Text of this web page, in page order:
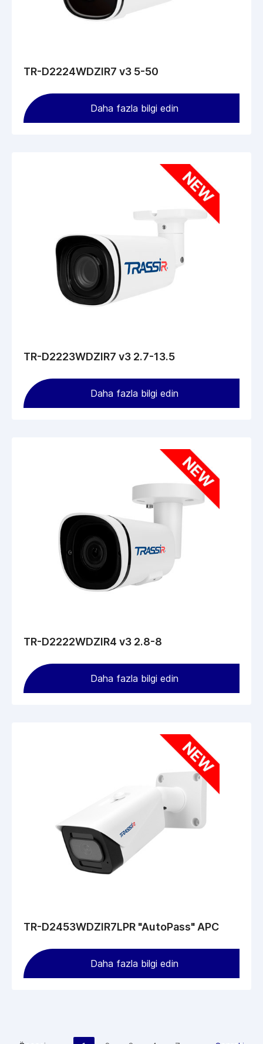
TR-D2224WDZIR7 v3 5-50
Daha fazla bilgi edin
TR-D2223WDZIR7 v3 2.7-13.5
Daha fazla bilgi edin
TR-D2222WDZIR4 v3 2.8-8
Daha fazla bilgi edin
TR-D2453WDZIR7LPR "AutoPass" APC
Daha fazla bilgi edin